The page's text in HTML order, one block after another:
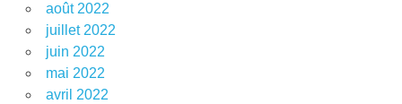
août 2022
juillet 2022
juin 2022
mai 2022
avril 2022